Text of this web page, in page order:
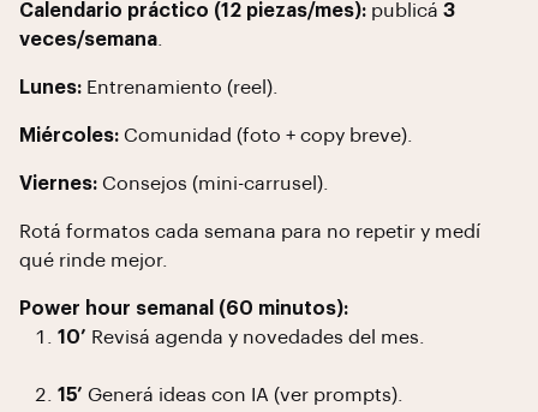
Calendario práctico (12 piezas/mes): publicá 3
veces/semana
Lunes: Entrenamiento (reel).
Miércoles: Comunidad (foto + copy breve).
Viernes: Consejos (mini-carrusel).
Rotá formatos cada semana para no repetir y medí
qué rinde mejor.
Power hour semanal (60 minutos):
10’ Revisá agenda y novedades del mes.
15’ Generá ideas con IA (ver prompts).